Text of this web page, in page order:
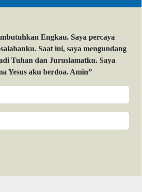
Engkau. Saya percaya
Saat ini, saya mengundang
Tuhan dan Juruslamatku. Saya
Yesus aku berdoa. Amin”